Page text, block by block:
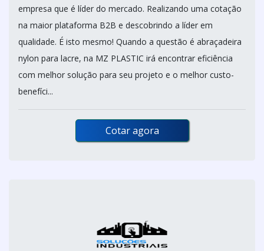
empresa que é líder do mercado. Realizando uma cotação
na maior plataforma B2B e descobrindo a líder em
qualidade. É isto mesmo! Quando a questão é abraçadeira
nylon para lacre, na MZ PLASTIC irá encontrar eficiência
com melhor solução para seu projeto e o melhor custo-
benefíci...
Cotar agora